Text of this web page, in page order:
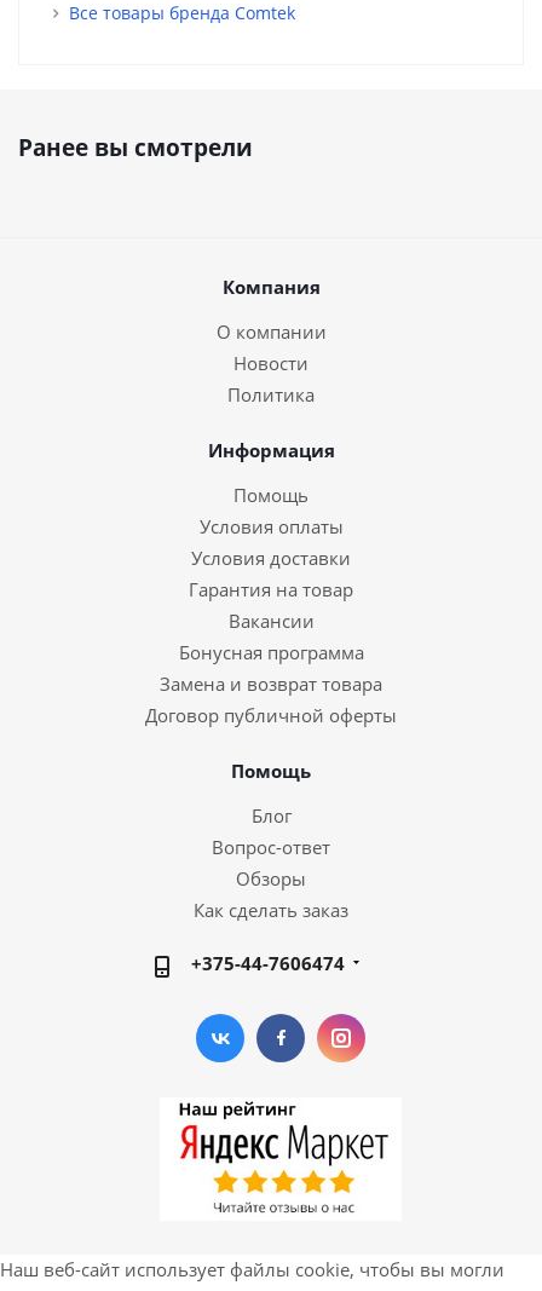
Все товары бренда Comtek
Ранее вы смотрели
Компания
О компании
Новости
Политика
Информация
Помощь
Условия оплаты
Условия доставки
Гарантия на товар
Вакансии
Бонусная программа
Замена и возврат товара
Договор публичной оферты
Помощь
Блог
Вопрос-ответ
Обзоры
Как сделать заказ
+375-44-7606474
Наш веб-сайт использует файлы cookie, чтобы вы могли